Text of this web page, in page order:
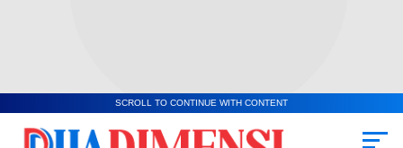
SCROLL TO CONTINUE WITH CONTENT